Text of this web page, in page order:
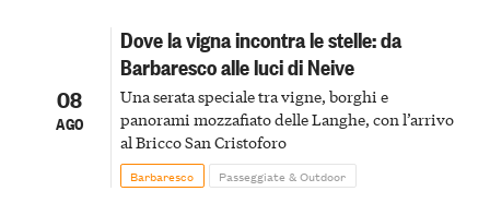
08
AGO
Dove la vigna incontra le stelle: da
Barbaresco alle luci di Neive
Una serata speciale tra vigne, borghi e
panorami mozzafiato delle Langhe, con l’arrivo
al Bricco San Cristoforo
Barbaresco Passeggiate & Outdoor